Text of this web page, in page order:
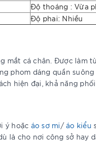
Độ thoáng : Vừa
Độ phai: Nhiều
mắt cá chân. Được làm
phom dáng quần
hiện đại, khả năng phối
ý hoặc áo sơ mi/ áo kiểu
là cho nơi công sở hay